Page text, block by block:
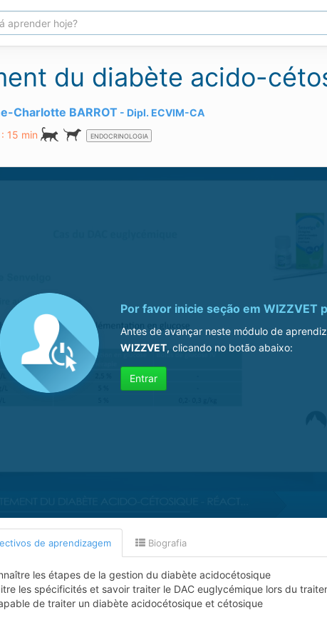
du diabète acido-
Charlotte BARROT Dipl. ECVIM-CA
15 min
ENDOCRINOLOGIA
Por favor inicie seção emWIZZVET
Antes de avançar neste módulo de
WIZZVET, clicando no botão abaixo:
Entrar
de aprendizagem Biografia
les étapes de la gestion du diabète acidocétosique
les spécificités et savoir traiter le DAC euglycémique lors du
de traiter un diabète acidocétosique et cétosique